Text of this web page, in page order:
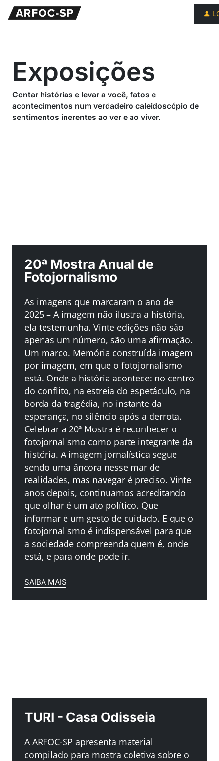
Exposições
Contar histórias e levar a você, fatos e
acontecimentos num verdadeiro caleidoscópio de
sentimentos inerentes ao ver e ao viver.
20ª Mostra Anual de
Fotojornalismo
As imagens que marcaram o ano de
2025 – A imagem não ilustra a história,
ela testemunha. Vinte edições não são
apenas um número, são uma afirmação.
Um marco. Memória construída imagem
por imagem, em que o fotojornalismo
está. Onde a história acontece: no centro
do conflito, na estreia do espetáculo, na
borda da tragédia, no instante da
esperança, no silêncio após a derrota.
Celebrar a 20ª Mostra é reconhecer o
fotojornalismo como parte integrante da
história. A imagem jornalística segue
sendo uma âncora nesse mar de
realidades, mas navegar é preciso. Vinte
anos depois, continuamos acreditando
que olhar é um ato político. Que
informar é um gesto de cuidado. E que o
fotojornalismo é indispensável para que
a sociedade compreenda quem é, onde
está, e para onde pode ir.
SAIBA MAIS
TURI - Casa Odisseia
A ARFOC-SP apresenta material
compilado para mostra coletiva sobre o